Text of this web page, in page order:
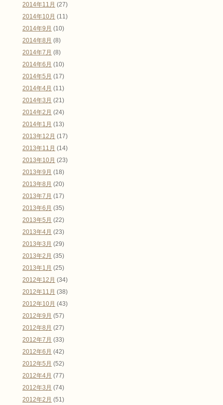
2014年11月 (27)
2014年10月 (11)
2014年9月 (10)
2014年8月 (8)
2014年7月 (8)
2014年6月 (10)
2014年5月 (17)
2014年4月 (11)
2014年3月 (21)
2014年2月 (24)
2014年1月 (13)
2013年12月 (17)
2013年11月 (14)
2013年10月 (23)
2013年9月 (18)
2013年8月 (20)
2013年7月 (17)
2013年6月 (35)
2013年5月 (22)
2013年4月 (23)
2013年3月 (29)
2013年2月 (35)
2013年1月 (25)
2012年12月 (34)
2012年11月 (38)
2012年10月 (43)
2012年9月 (57)
2012年8月 (27)
2012年7月 (33)
2012年6月 (42)
2012年5月 (52)
2012年4月 (77)
2012年3月 (74)
2012年2月 (51)